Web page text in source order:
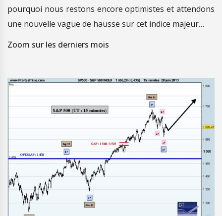
pourquoi nous restons encore optimistes et attendons
une nouvelle vague de hausse sur cet indice majeur…
Zoom sur les derniers mois